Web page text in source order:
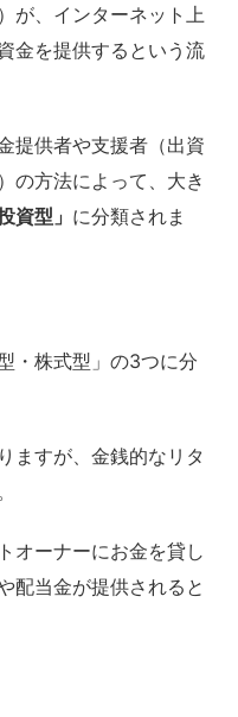
が、インターネット上
金を提供するという流
提供者や支援者（出資
の方法によって、大き
資型」 に分類されま
・株式型」の3つに分
ますが、金銭的なリタ
オーナーにお金を貸し
配当金が提供されると